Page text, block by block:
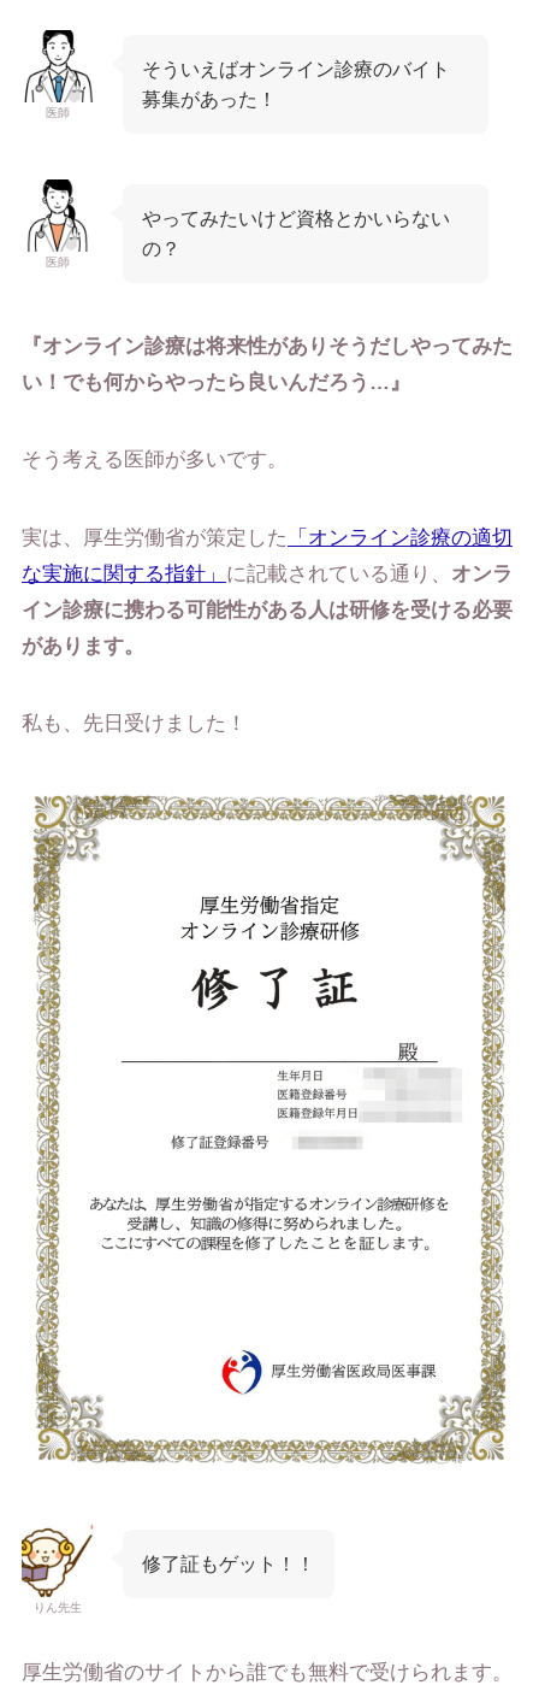
医師
そういえばオンライン診療のバイト
募集があった！
医師
やってみたいけど資格とかいらない
の？
『オンライン診療は将来性がありそうだしやってみた
い！でも何からやったら良いんだろう …』
そう考える医師が多いです。
実は、厚生労働省が策定した
「オンライン診療の適切
な実施に関する指針」 に記載されている通り、 オンラ
イン診療に携わる可能性がある人は研修を受ける必要
があります。
私も、先日受けました！
りん先生
修了証もゲット！！
厚生労働省のサイトから誰でも無料で受けられます。